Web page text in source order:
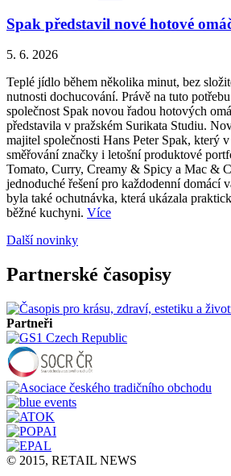
Spak představil nové hotové
5. 6. 2026
Teplé jídlo během několika minut, bez
nutnosti dochucování. Právě na tuto
společnost Spak novou řadou hotových
představila v pražském Surikata Studiu.
majitel společnosti Hans Peter Spak, který
směřování značky i letošní produktové
Tomato, Curry, Creamy & Spicy a Mac &
jednoduché řešení pro každodenní domácí
byla také ochutnávka, která ukázala
běžné kuchyni. Více
Další novinky
Partnerské časopisy
Partneři
© 2015, RETAIL NEWS